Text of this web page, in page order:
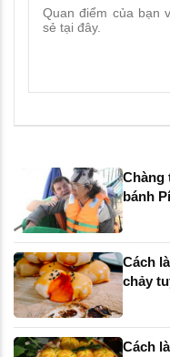
Chàng
bánh
Cách
chảy
Cách